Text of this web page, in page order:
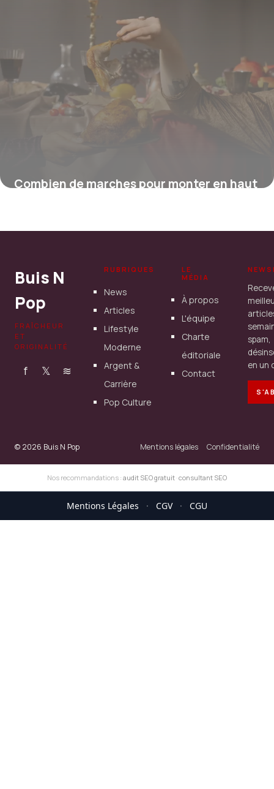
Combien de marches pour monter en haut
Buis N
Pop
FRAÎCHEUR
ET
ORIGINALITÉ
f 𝕏 ≋
RUBRIQUES
News
Articles
Lifestyle
Moderne
Argent &
Carrière
Pop Culture
LE
MÉDIA
À propos
L'équipe
Charte
éditoriale
Contact
spam,
en un
© 2026 Buis N Pop Mentions légales Confidentialité
Nos recommandations : audit SEO gratuit ·consultant SEO
Mentions Légales · CGV · CGU